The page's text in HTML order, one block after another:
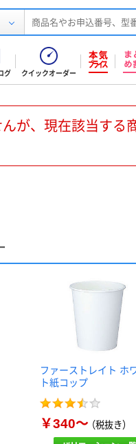
グ クイックオーダー
が、現在該当する
ファーストレイト ホ
ト紙コップ
￥340～（税抜き）